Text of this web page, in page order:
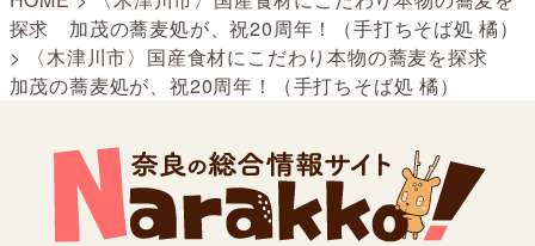
探求 加茂の蕎麦処が、祝20周年！（手打ちそば処 橘）
>
〈木津川市〉国産食材にこだわり本物の蕎麦を探求
加茂の蕎麦処が、祝20周年！（手打ちそば処 橘）